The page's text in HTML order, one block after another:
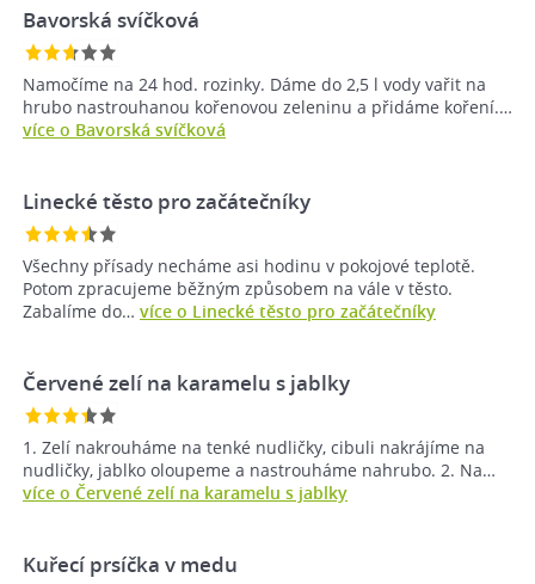
Bavorská svíčková
Namočíme na 24 hod. rozinky. Dáme do 2,5 l vody vařit na
hrubo nastrouhanou kořenovou zeleninu a přidáme koření.…
více o Bavorská svíčková
Linecké těsto pro začátečníky
Všechny přísady necháme asi hodinu v pokojové teplotě.
Potom zpracujeme běžným způsobem na vále v těsto.
Zabalíme do… více o Linecké těsto pro začátečníky
Červené zelí na karamelu s jablky
1. Zelí nakrouháme na tenké nudličky, cibuli nakrájíme na
nudličky, jablko oloupeme a nastrouháme nahrubo. 2. Na…
více o Červené zelí na karamelu s jablky
Kuřecí prsíčka v medu